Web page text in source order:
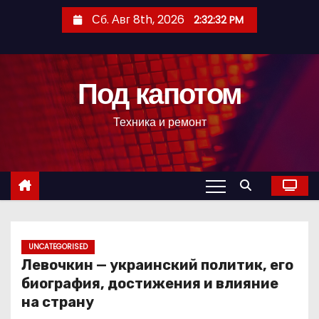
с
Сб. Авг 8th, 2026 2:32:33 PM
Под капотом
Техника и ремонт
UNCATEGORISED
Левочкин — украинский политик, его
биография, достижения и влияние
на страну